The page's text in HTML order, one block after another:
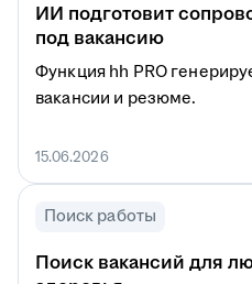
ИИ подготовит
под вакансию
Функция hh PRO
вакансии и резюме.
15.06.2026
Поиск работы
Поиск вакансий для